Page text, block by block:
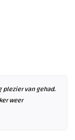
van gehad.
weer